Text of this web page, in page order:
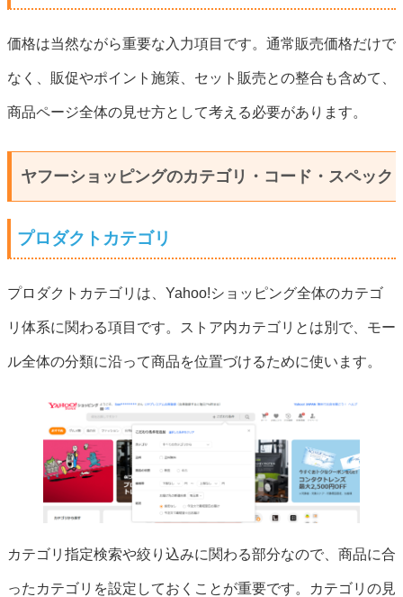
価格は当然ながら重要な入力項目です。通常販売価格だけで
なく、販促やポイント施策、セット販売との整合も含めて、
商品ページ全体の見せ方として考える必要があります。
ヤフーショッピングのカテゴリ・コード・スペック
プロダクトカテゴリ
プロダクトカテゴリは、Yahoo!ショッピング全体のカテゴ
リ体系に関わる項目です。ストア内カテゴリとは別で、モー
ル全体の分類に沿って商品を位置づけるために使います。
カテゴリ指定検索や絞り込みに関わる部分なので、商品に合
ったカテゴリを設定しておくことが重要です。カテゴリの見